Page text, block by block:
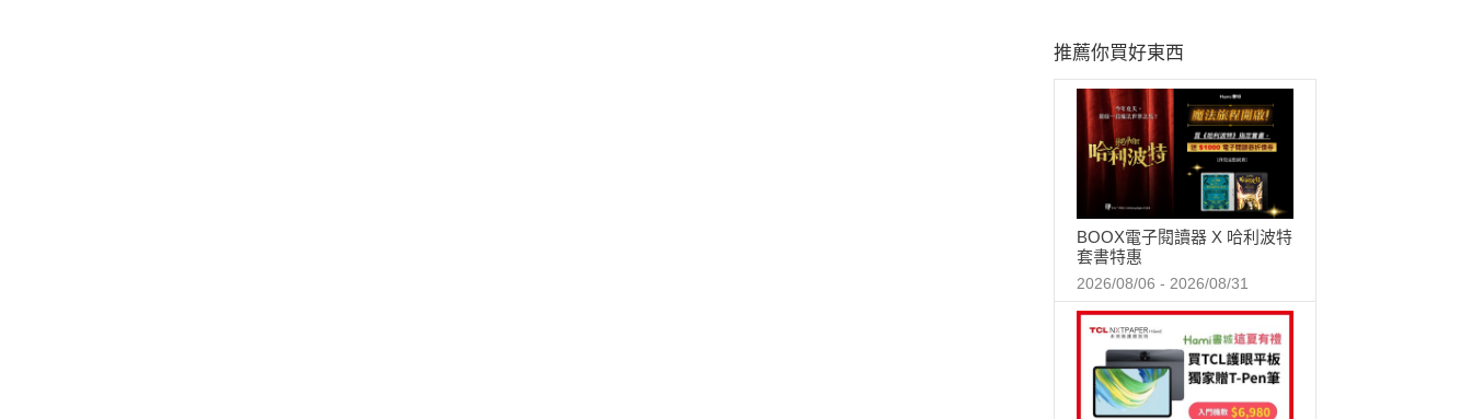
推薦你買好東西
BOOX電子閱讀器 X 哈利波特
套書特惠
2026/08/06 - 2026/08/31